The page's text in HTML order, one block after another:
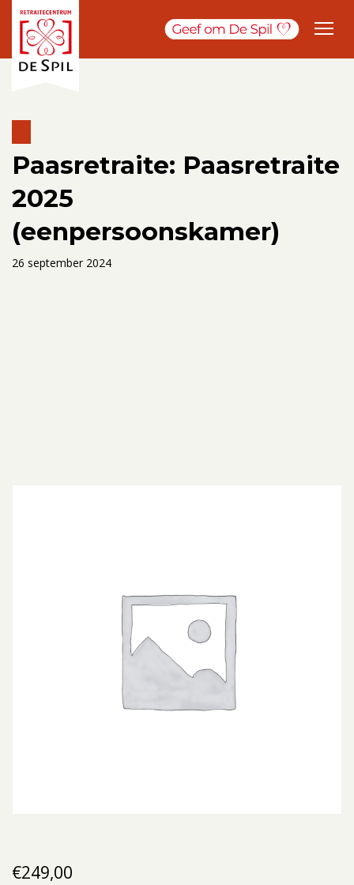
Paasretraite: Paasretraite
2025
(eenpersoonskamer)
26 september 2024
€249,00